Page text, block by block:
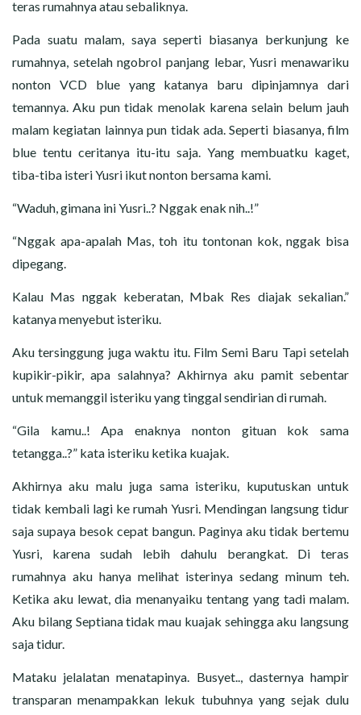
teras rumahnya atau sebaliknya.
Pada suatu malam, saya seperti biasanya berkunjung ke
rumahnya, setelah ngobrol panjang lebar, Yusri menawariku
nonton VCD blue yang katanya baru dipinjamnya dari
temannya. Aku pun tidak menolak karena selain belum jauh
malam kegiatan lainnya pun tidak ada. Seperti biasanya, film
blue tentu ceritanya itu-itu saja. Yang membuatku kaget,
tiba-tiba isteri Yusri ikut nonton bersama kami.
“Waduh, gimana ini Yusri..? Nggak enak nih..!”
“Nggak apa-apalah Mas, toh itu tontonan kok, nggak bisa
dipegang.
Kalau Mas nggak keberatan, Mbak Res diajak sekalian.”
katanya menyebut isteriku.
Aku tersinggung juga waktu itu. Film Semi Baru Tapi setelah
kupikir-pikir, apa salahnya? Akhirnya aku pamit sebentar
untuk memanggil isteriku yang tinggal sendirian di rumah.
“Gila kamu..! Apa enaknya nonton gituan kok sama
tetangga..?” kata isteriku ketika kuajak.
Akhirnya aku malu juga sama isteriku, kuputuskan untuk
tidak kembali lagi ke rumah Yusri. Mendingan langsung tidur
saja supaya besok cepat bangun. Paginya aku tidak bertemu
Yusri, karena sudah lebih dahulu berangkat. Di teras
rumahnya aku hanya melihat isterinya sedang minum teh.
Ketika aku lewat, dia menanyaiku tentang yang tadi malam.
Aku bilang Septiana tidak mau kuajak sehingga aku langsung
saja tidur.
Mataku jelalatan menatapinya. Busyet.., dasternya hampir
transparan menampakkan lekuk tubuhnya yang sejak dulu